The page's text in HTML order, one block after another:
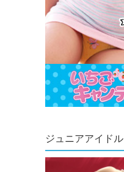
ジュニアアイドル